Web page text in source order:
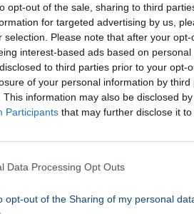
opt-out of the sale, sharing to third
for targeted advertising by us,
selection. Please note that after your
interest-based ads based on
to third parties prior to your opt-
of your personal information by third
This information may also be disclosed
Participants that may further disclose it
Data Processing Opt Outs
opt-out of the Sharing of my personal
kezd új